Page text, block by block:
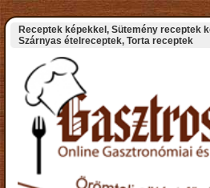
Receptek képekkel, Sütemény receptek
Szárnyas ételreceptek, Torta receptek